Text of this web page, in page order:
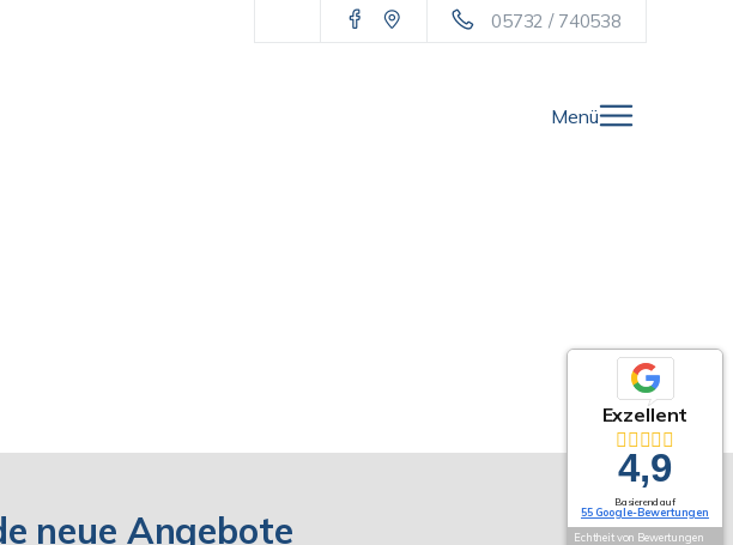
05732 / 740538
Menü
neue Angebote
Exzellent
4,9
Basierend auf
55 Google-Bewertungen
Echtheit von Bewertungen